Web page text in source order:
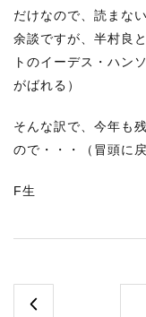
だけなので、読まな
余談ですが、半村良
トのイーデス・ハン
がばれる）
そんな訳で、今年も
ので・・・（冒頭に戻
F生